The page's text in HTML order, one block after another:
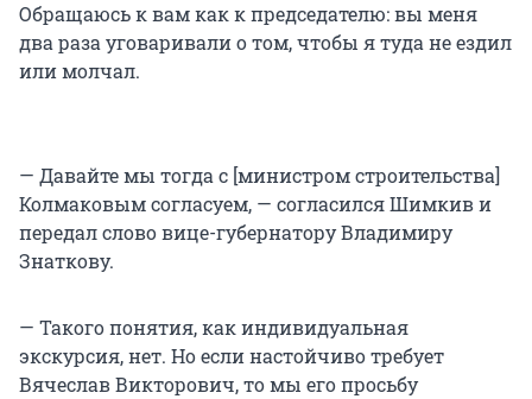
Обращаюсь к вам как к председателю: вы меня
два раза уговаривали о том, чтобы я туда не ездил
или молчал.
— Давайте мы тогда с [министром строительства]
Колмаковым согласуем, — согласился Шимкив и
передал слово вице-губернатору Владимиру
Знаткову.
— Такого понятия, как индивидуальная
экскурсия, нет. Но если настойчиво требует
Вячеслав Викторович, то мы его просьбу